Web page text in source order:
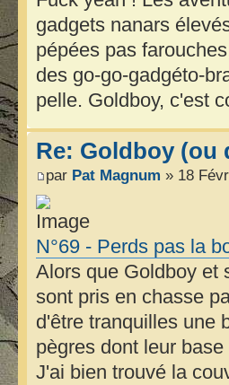
gadgets nanars
pépées pas
des go-go-gadgéto-
pelle. Goldboy, c'est
Re: Goldboy (ou
par Pat Magnum » 18
N°69 - Perds pas la
Alors que Goldboy et
sont pris en chasse
d'être tranquilles une
pègres dont leur
J'ai bien trouvé la